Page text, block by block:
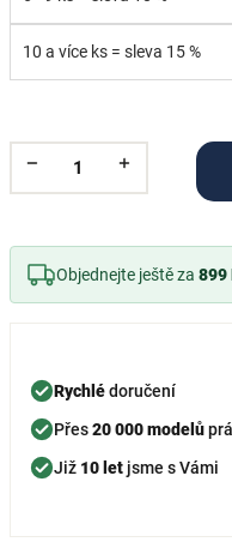
10 a více ks = sleva 15 %
Objednejte ještě za 899
Rychlédoručení
Přes20 000 modelů
Již 10 letjsme s Vámi